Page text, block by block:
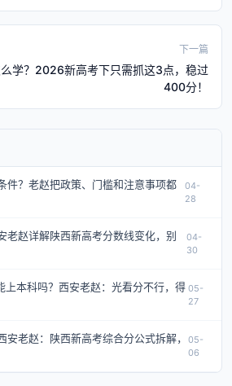
下一篇
学？2026新高考下只需抓这3点，稳过
400分！
件？老赵把政策、门槛和注意事项都
04-
28
老赵详解陕西新高考分数线变化，别
04-
30
本科吗？西安老赵：光看分不行，得 05-
27
安老赵：陕西新高考综合分公式拆解，
05-
06